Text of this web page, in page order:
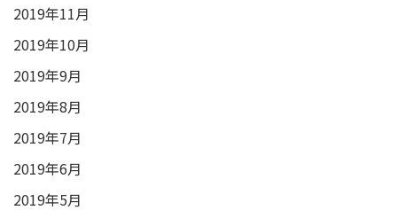
2019年11月
2019年10月
2019年9月
2019年8月
2019年7月
2019年6月
2019年5月